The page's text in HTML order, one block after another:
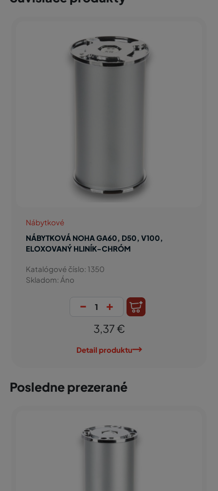
Nábytkové
NÁBYTKOVÁ NOHA GA60, D50, V100,
ELOXOVANÝ HLINÍK-CHRÓM
Katalógové číslo: 1350
Skladom: Áno
- +
3,37 €
Detail produktu
Posledne prezerané